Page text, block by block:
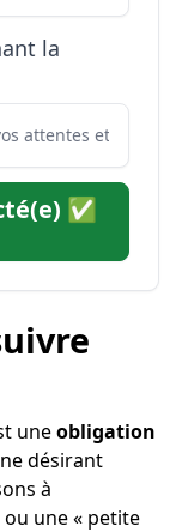
la
✅
uneobligation
désirant
à
une « petite